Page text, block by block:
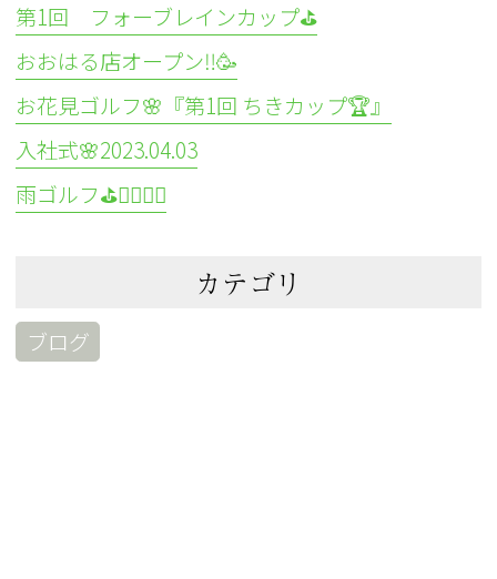
第1回 フォーブレインカップ⛳
おおはる店オープン‼️🥳
お花見ゴルフ🌸『第1回 ちきカップ🏆』
入社式🌸2023.04.03
雨ゴルフ⛳🏌️‍♀️🏌️‍♂️
カテゴリ
ブログ